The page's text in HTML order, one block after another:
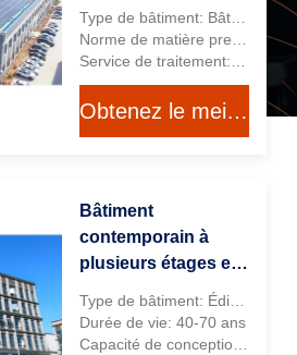
métalliques
préfabriquées en
acier assemblées
Obtenez le meilleur prix
Bâtiment
contemporain à
plusieurs étages en
structure métallique
PEB, léger, OEM
Durée de vie: 40-70 ans